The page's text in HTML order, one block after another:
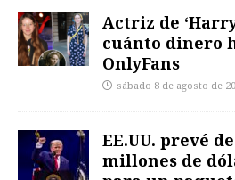
Actriz de
cuánto dinero
OnlyFans
sábado 8 de agosto de
EE.UU. prevé
millones de